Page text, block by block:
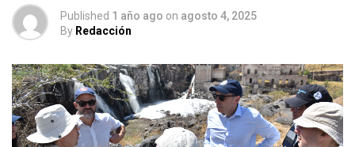
Published 1 año ago on agosto 4, 2025
By Redacción